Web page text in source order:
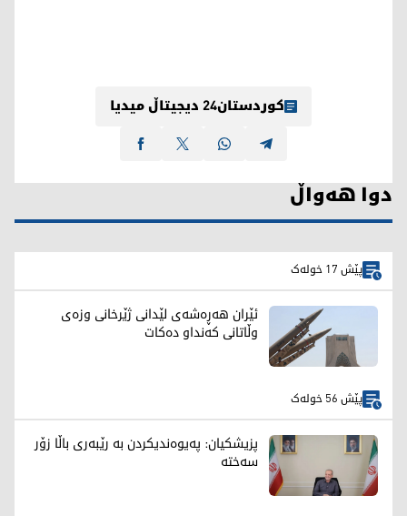
کوردستان24 دیجیتاڵ میدیا
دوا هەواڵ
پێش 17 خولەک
ئێران هەڕەشەی لێدانی ژێرخانی وزەی
وڵاتانی کەنداو دەکات
پێش 56 خولەک
پزیشکیان: پەیوەندیکردن بە رێبەری باڵا زۆر
سەختە